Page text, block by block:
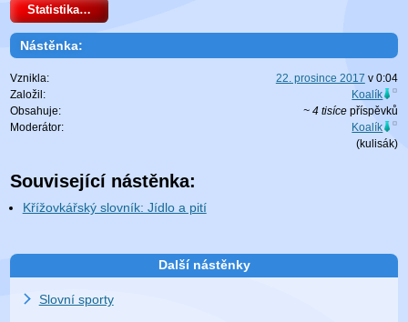
Statistika…
Nástěnka:
Vznikla: 22. prosince 2017 v 0:04
Založil:
Koalík
Obsahuje:
~ 4 tisícepříspěvků
Moderátor:
Koalík
(kulisák)
Související nástěnka:
Křížovkářský slovník: Jídlo a pití
Další nástěnky
Slovní sporty